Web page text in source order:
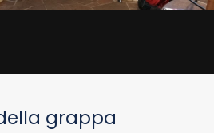
grappa